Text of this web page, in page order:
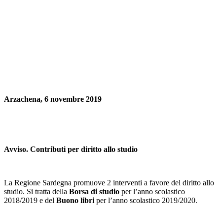
Arzachena, 6 novembre 2019
Avviso. Contributi per diritto allo studio
La Regione Sardegna promuove 2 interventi a favore del diritto allo
studio. Si tratta della Borsa di studio per l’anno scolastico
2018/2019 e del Buono libri per l’anno scolastico 2019/2020.